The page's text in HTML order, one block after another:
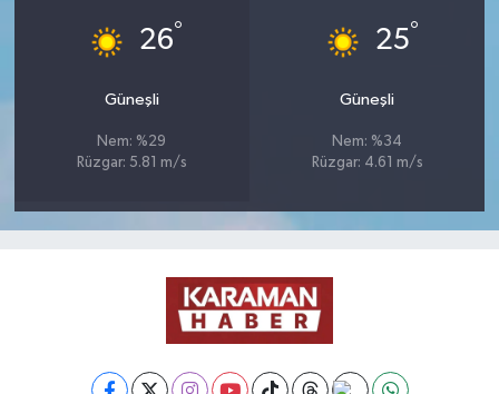
26°
Güneşli
Nem: %29
Rüzgar: 5.81 m/s
25°
Güneşli
Nem: %34
Rüzgar: 4.61 m/s